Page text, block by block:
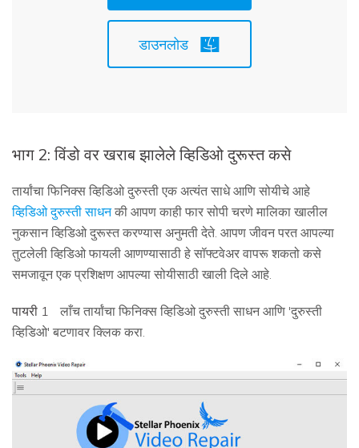
डाउनलोड
भाग 2: विंडो वर खराब झालेले व्हिडिओ दुरूस्त कसे
तार्यांचा फिनिक्स व्हिडिओ दुरुस्ती एक अत्यंत साधे आणि सोयीचे आहे
व्हिडिओ दुरुस्ती साधनकी आपण काही फार सोपी चरणे मालिका खालील
नुकसान व्हिडिओ दुरूस्त करण्यास अनुमती देते. आपण जीवन परत आपल्या
तुटलेली व्हिडिओ फायली आणण्यासाठी हे सॉफ्टवेअर वापरू शकतो कसे
समजावून एक प्रशिक्षण आपल्या सोयीसाठी खाली दिले आहे.
पायरी 1
लाँच तार्यांचा फिनिक्स व्हिडिओ दुरुस्ती साधन आणि 'दुरुस्ती
व्हिडिओ' बटणावर क्लिक करा.